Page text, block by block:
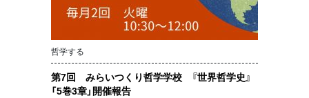
哲学する
第7回 みらいつくり哲学学校 『世界哲学史』
「5巻3章」開催報告